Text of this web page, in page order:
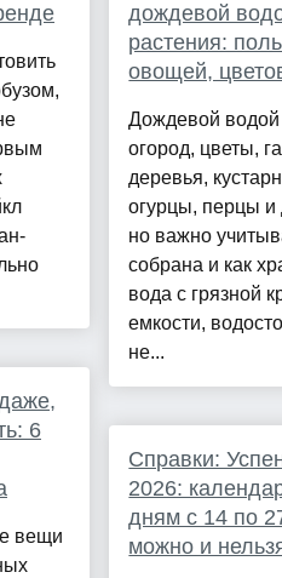
6
вещи
дождевой
растения:
овощей,
Дождевой
огород, цветы,
деревья,
огурцы, перцы и
но важно
собрана и как
вода с грязной
емкости,
не...
Справки:
2026:
дням с 14 по
можно и